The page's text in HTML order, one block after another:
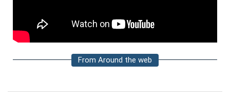
From Around the web